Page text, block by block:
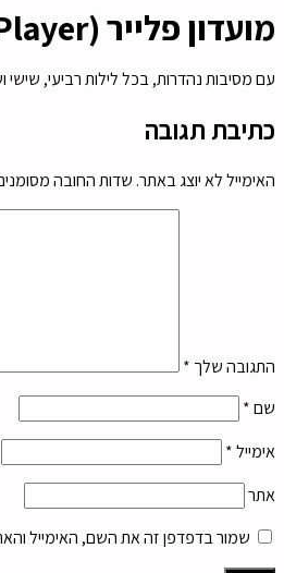
מועדון פלייר (Player)
עם מסיבות נהדרות, בכל לילות רביעי, שישי
כתיבת תגובה
האימייל לא יוצג באתר. שדות החובה
התגובה שלך *
שם*
אימייל*
אתר
שמור בדפדפן זה את השם, האימייל